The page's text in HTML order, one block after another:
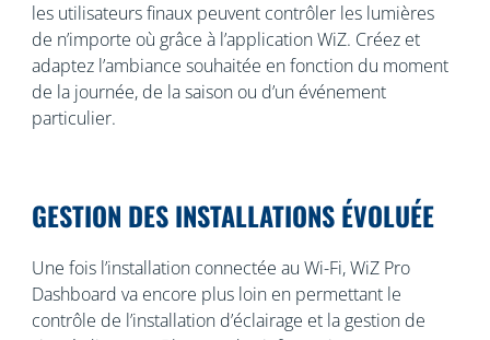
les utilisateurs finaux peuvent contrôler les lumières
de n’importe où grâce à l’application WiZ. Créez et
adaptez l’ambiance souhaitée en fonction du moment
de la journée, de la saison ou d’un événement
particulier.
GESTION DES INSTALLATIONS ÉVOLUÉE
Une fois l’installation connectée au Wi-Fi, WiZ Pro
Dashboard va encore plus loin en permettant le
contrôle de l’installation d’éclairage et la gestion de